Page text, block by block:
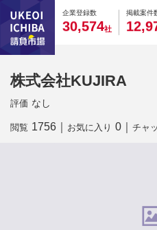
企業登録数
0
3
0
0,
0
5
0
74社
掲載案件
0
1
0
2,
0
9
株式会社KUJIRA
評価 なし
閲覧 1756 お気に入り 0 チャ